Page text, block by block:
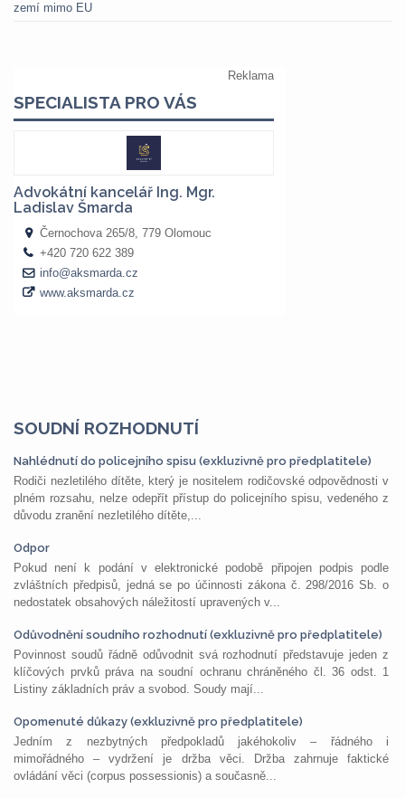
zemí mimo EU
SOUDNÍ ROZHODNUTÍ
Nahlédnutí do policejního spisu (exkluzivně pro předplatitele)
Rodiči nezletilého dítěte, který je nositelem rodičovské odpovědnosti v
plném rozsahu, nelze odepřít přístup do policejního spisu, vedeného z
důvodu zranění nezletilého dítěte,...
Odpor
Pokud není k podání v elektronické podobě připojen podpis podle
zvláštních předpisů, jedná se po účinnosti zákona č. 298/2016 Sb. o
nedostatek obsahových náležitostí upravených v...
Odůvodnění soudního rozhodnutí (exkluzivně pro předplatitele)
Povinnost soudů řádně odůvodnit svá rozhodnutí představuje jeden z
klíčových prvků práva na soudní ochranu chráněného čl. 36 odst. 1
Listiny základních práv a svobod. Soudy mají...
Opomenuté důkazy (exkluzivně pro předplatitele)
Jedním z nezbytných předpokladů jakéhokoliv – řádného i
mimořádného – vydržení je držba věci. Držba zahrnuje faktické
ovládání věci (corpus possessionis) a současně...